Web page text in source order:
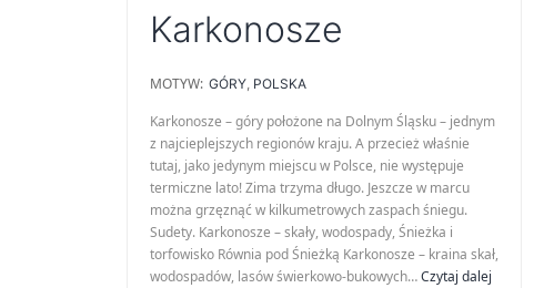
Karkonosze
MOTYW: GÓRY POLSKA
Karkonosze – góry położone na Dolnym Śląsku – jednym
z najcieplejszych regionów kraju. A przecież właśnie
tutaj, jako jedynym miejscu w Polsce, nie występuje
termiczne lato! Zima trzyma długo. Jeszcze w marcu
można grzęznąć w kilkumetrowych zaspach śniegu.
Sudety. Karkonosze – skały, wodospady, Śnieżka i
torfowisko Równia pod Śnieżką Karkonosze – kraina skał,
wodospadów, lasów świerkowo-bukowych…Czytaj dalej